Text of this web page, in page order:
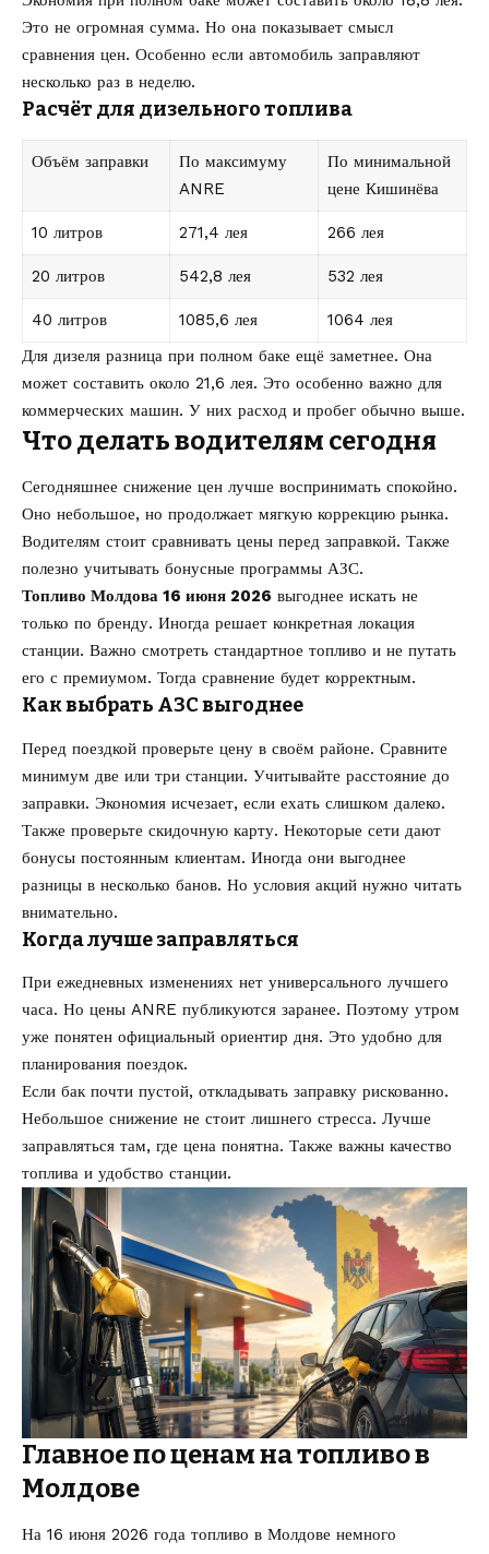
Это не огромная сумма. Но она показывает смысл
сравнения цен. Особенно если автомобиль заправляют
несколько раз в неделю.
Расчёт для дизельного топлива
Объём заправки
По максимуму
ANRE
По минимальной
цене Кишинёва
10 литров 271,4 лея 266 лея
20 литров 542,8 лея 532 лея
40 литров 1085,6 лея
1064 лея
Для дизеля разница при полном баке ещё заметнее. Она
может составить около 21,6 лея. Это особенно важно для
коммерческих машин. У них расход и пробег обычно выше.
Что делать водителям сегодня
Сегодняшнее снижение цен лучше воспринимать спокойно.
Оно небольшое, но продолжает мягкую коррекцию рынка.
Водителям стоит сравнивать цены перед заправкой. Также
полезно учитывать бонусные программы АЗС.
Топливо Молдова 16 июня 2026 выгоднее искать не
только по бренду. Иногда решает конкретная локация
станции. Важно смотреть стандартное топливо и не путать
его с премиумом. Тогда сравнение будет корректным.
Как выбрать АЗС выгоднее
Перед поездкой проверьте цену в своём районе. Сравните
минимум две или три станции. Учитывайте расстояние до
заправки. Экономия исчезает, если ехать слишком далеко.
Также проверьте скидочную карту. Некоторые сети дают
бонусы постоянным клиентам. Иногда они выгоднее
разницы в несколько банов. Но условия акций нужно читать
внимательно.
Когда лучше заправляться
При ежедневных изменениях нет универсального лучшего
часа. Но цены ANRE публикуются заранее. Поэтому утром
уже понятен официальный ориентир дня. Это удобно для
планирования поездок.
Если бак почти пустой, откладывать заправку рискованно.
Небольшое снижение не стоит лишнего стресса. Лучше
заправляться там, где цена понятна. Также важны качество
топлива и удобство станции.
Главное по ценам на топливо в
Молдове
На 16 июня 2026 года топливо в Молдове немного